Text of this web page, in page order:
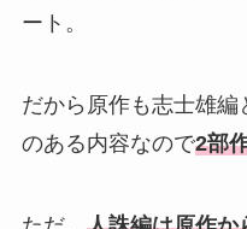
ート。
だから原作も志士雄
のある内容なので2部